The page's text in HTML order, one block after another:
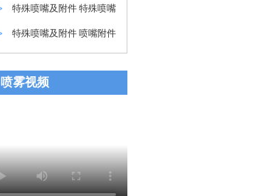
特殊喷嘴及附件 特殊喷嘴
特殊喷嘴及附件 喷嘴附件
喷雾视频